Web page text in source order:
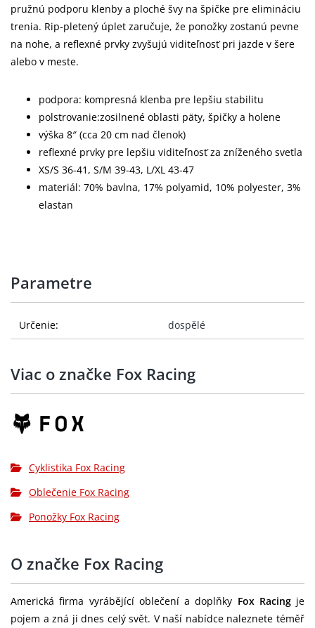
pružnú podporu klenby a ploché švy na špičke pre elimináciu
trenia. Rip-pletený úplet zaručuje, že ponožky zostanú pevne
na nohe, a reflexné prvky zvyšujú viditeľnosť pri jazde v šere
alebo v meste.
podpora: kompresná klenba pre lepšiu stabilitu
polstrovanie:zosilnené oblasti päty, špičky a holene
výška 8″ (cca 20 cm nad členok)
reflexné prvky pre lepšiu viditeľnosť za zníženého svetla
XS/S 36-41, S/M 39-43, L/XL 43-47
materiál: 70% bavlna, 17% polyamid, 10% polyester, 3%
elastan
Parametre
Určenie: dospělé
Viac o značke Fox Racing
Cyklistika Fox Racing
Oblečenie Fox Racing
Ponožky Fox Racing
O značke Fox Racing
Americká firma vyrábějící oblečení a doplňky Fox Racingje
pojem a zná ji dnes celý svět. V naší nabídce naleznete téměř